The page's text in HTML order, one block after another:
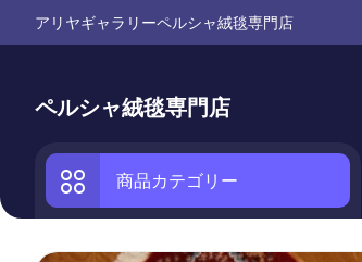
アリヤギャラリーペルシャ絨毯専門店
ペルシャ絨毯専門店
商品カテゴリー